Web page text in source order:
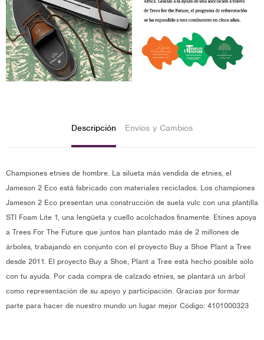
Descripción Envíos y Cambios
Championes etnies de hombre. La silueta más vendida de etnies, el
Jameson 2 Eco está fabricado con materiales reciclados. Los championes
Jameson 2 Eco presentan una construcción de suela vulc con una plantilla
STI Foam Lite 1, una lengüeta y cuello acolchados finamente. Etines apoya
a Trees For The Future que juntos han plantado más de 2 millones de
árboles, trabajando en conjunto con el proyecto Buy a Shoe Plant a Tree
desde 2011. El proyecto Buy a Shoe, Plant a Tree está hecho posible sólo
con tu ayuda. Por cada compra de calzado etnies, se plantará un árbol
como representación de su apoyo y participación. Gracias por formar
parte para hacer de nuestro mundo un lugar mejor Código: 4101000323